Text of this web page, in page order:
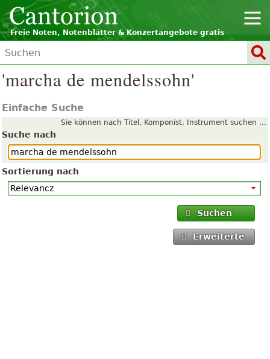
Freie Noten, Notenblätter & Konzertangebote gratis
'marcha de mendelssohn'
Einfache Suche
Sie können nach Titel, Komponist, Instrument suchen ...
Suche nach
Sortierung nach
Suchen
Erweiterte